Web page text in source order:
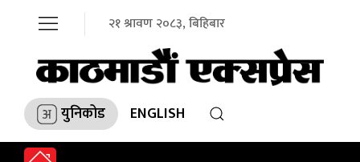
२१ श्रावण २०८३, बिहिबार
युनिकोड ENGLISH